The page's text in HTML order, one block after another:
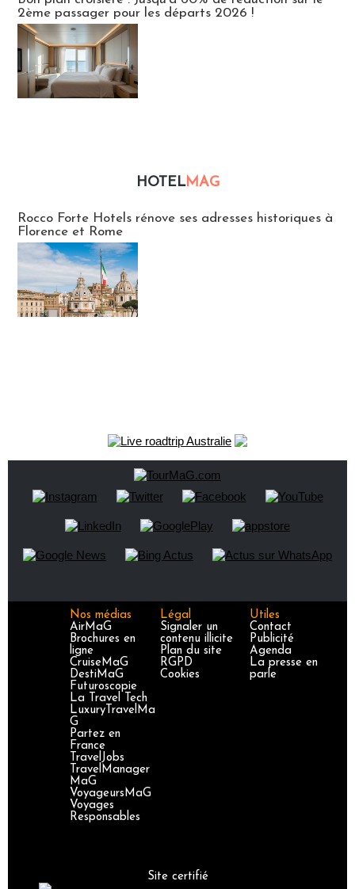
2ème passager pour les départs 2026 !
HOTELMAG
Rocco Forte Hotels rénove ses adresses historiques à
Florence et Rome
Nos médias
AirMaG
Brochures en
ligne
CruiseMaG
DestiMaG
Futuroscopie
La Travel Tech
LuxuryTravelMa
G
Partez en
France
TravelJobs
TravelManager
MaG
VoyageursMaG
Voyages
Responsables
Légal
Signaler un
contenu illicite
Plan du site
RGPD
Cookies
Utiles
Contact
Publicité
Agenda
La presse en
parle
Site certifié